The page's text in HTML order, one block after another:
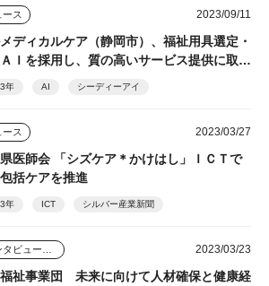
ース 2023/09/11
ディカルケア（静岡市）、福祉用具選定・
Ｉを採用し、質の高いサービス提供に取り
年 AI シーディーアイ
ース 2023/03/27
医師会 「シズケア＊かけはし」ＩＣＴで
括ケアを推進
年 ICT シルバー産業新聞
2023/03/23
祉事業団 未来に向けて人材確保と健康経